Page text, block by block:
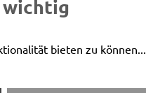
wichtig
bieten zu können...